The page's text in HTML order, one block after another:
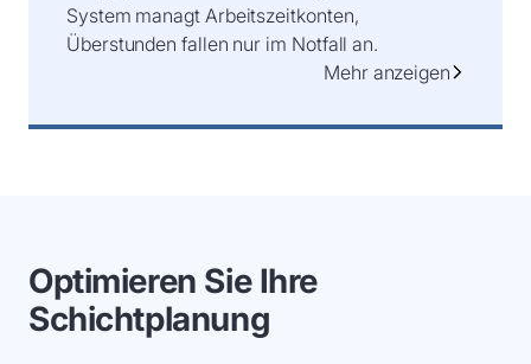
System managt Arbeitszeitkonten,
Überstunden fallen nur im Notfall an.
Mehr anzeigen
Optimieren Sie Ihre
Schichtplanung